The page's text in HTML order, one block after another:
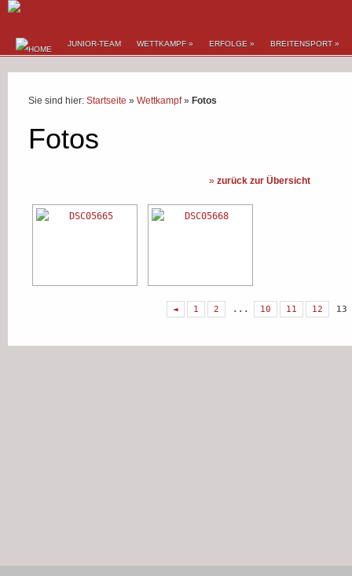
JUNIOR-TEAM WETTKAMPF » ERFOLGE » BREITENSPORT »
Sie sind hier: Startseite » Wettkampf» Fotos
Fotos
» zurück zur Übersicht
◄ 1 2 ... 10 11 12 13